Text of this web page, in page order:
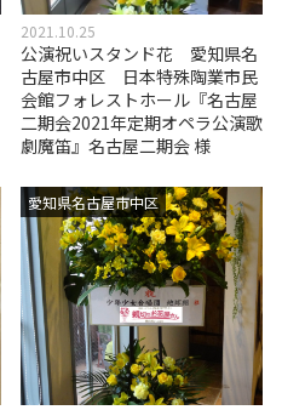
2021.10.25
公演祝いスタンド花 愛知県名
古屋市中区 日本特殊陶業市民
会館フォレストホール『名古屋
二期会2021年定期オペラ公演歌
劇魔笛』名古屋二期会 様
愛知県名古屋市中区